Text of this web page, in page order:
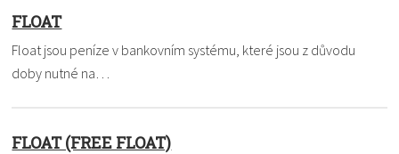
FLOAT
Float jsou peníze v bankovním systému, které jsou z důvodu
doby nutné na…
FLOAT (FREE FLOAT)